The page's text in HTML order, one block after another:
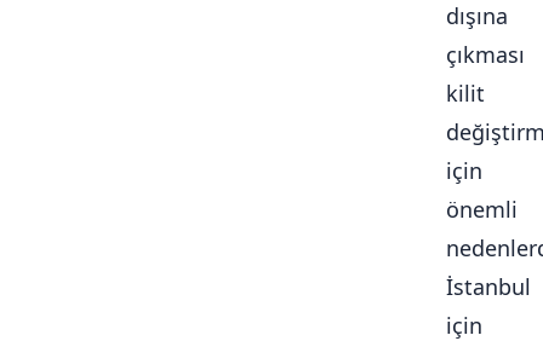
dışına
çıkması
kilit
için
önemli
İstanbul
için